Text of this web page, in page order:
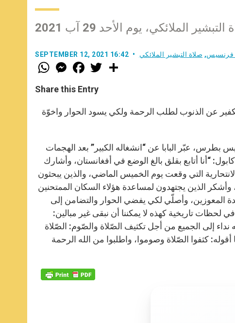
الملائكي، يوم الأحد 29 آب 2021
SEPTEMBER 12, 2021 16:42 فرنسيس, صلاة التبشير الملائكي
W
h
t
s
p
p
M
e
s
e
g
e
F
a
e
b
o
k
w
r
Share this Entry
عن الذنوب لطلب الرحمة ولكي يسود الحوار واخوّة
يوم الأحد 29 آب 2021، في ساحة القديس بطرس، عبّر البابا عن “انشغاله الكبير” بعد الهجمات
الخميس الفائت، في 26 آب، في مطار كابول: “أنا أتابع بقلق بالغ الوضع في أفغانستان، وأشارك
التي وقعت يوم الخميس الماضي، والذين يبحثون
الذين يجتهدون لمساعدة هؤلاء السكان الممتحنين
المعوزين، وأصلّي لكي يفضي الحوار والتضامن إلى
تاريخية كهذه لا يمكننا أن نبقى غير مبالين:
نداء إلى الجميع من أجل تكثيف الصّلاة والصّوم: الصّلاة
كثفوا الصّلاة وصوموا، واطلبوا من الله الرحمة